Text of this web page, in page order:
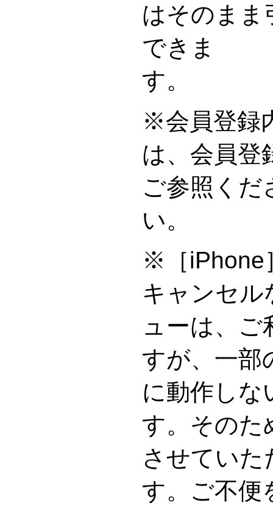
はそのまま
できま
※会員登録
は、会員登
ご参照くだ
※［iPhone
キャンセル
ューは、ご
すが、一部
に動作しな
す。そのた
させてい
す。ご不便